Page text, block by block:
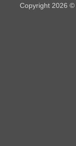
Copyright 2026 ©